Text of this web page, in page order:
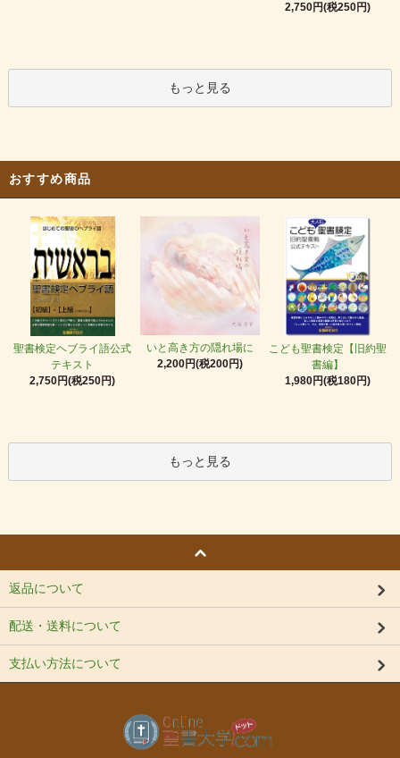
2,750円(税250円)
もっと見る
おすすめ商品
聖書検定ヘブライ語公式
テキスト
2,750円(税250円)
いと高き方の隠れ場に
2,200円(税200円)
こども聖書検定【旧約聖
書編】
1,980円(税180円)
もっと見る
返品について
配送・送料について
支払い方法について